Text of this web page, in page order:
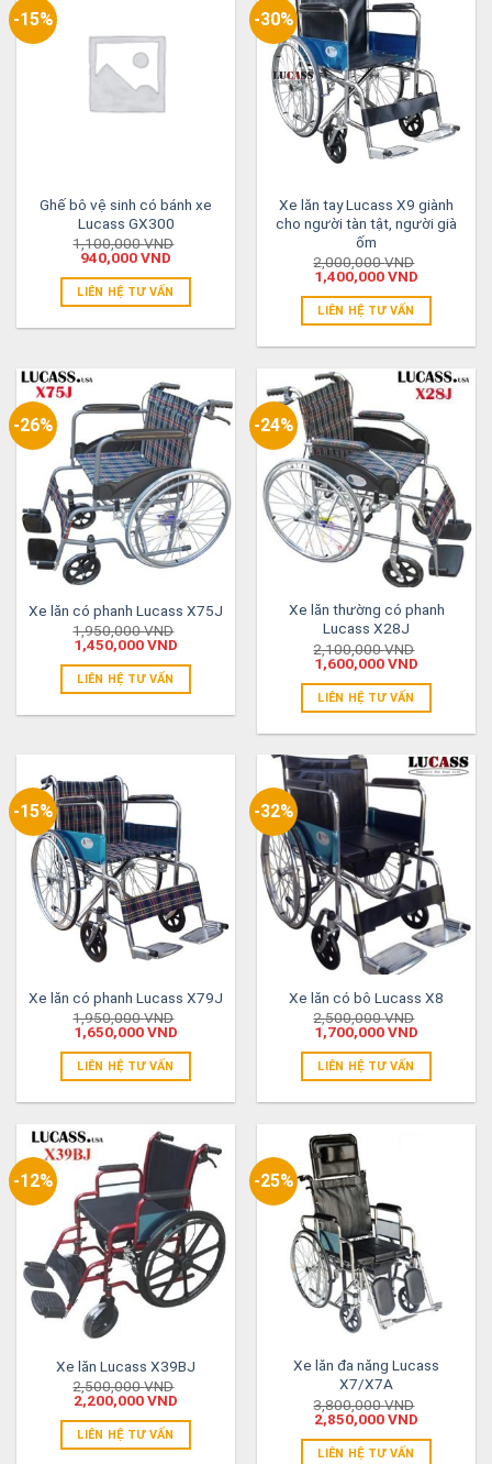
-15%
Ghế bô vệ sinh có bánh xe
Lucass GX300
1,100,000VND
940,000VND
LIÊN HỆ TƯ VẤN
-30%
Xe lăn tay Lucass X9 giành
cho người tàn tật, người già
ốm
2,000,000VND
1,400,000VND
LIÊN HỆ TƯ VẤN
-26%
Xe lăn có phanh Lucass X75J
1,950,000VND
1,450,000VND
LIÊN HỆ TƯ VẤN
-24%
Xe lăn thường có phanh
Lucass X28J
2,100,000VND
1,600,000VND
LIÊN HỆ TƯ VẤN
-15%
Xe lăn có phanh Lucass X79J
1,950,000VND
1,650,000VND
LIÊN HỆ TƯ VẤN
-32%
Xe lăn có bô Lucass X8
2,500,000VND
1,700,000VND
LIÊN HỆ TƯ VẤN
-12%
Xe lăn Lucass X39BJ
2,500,000VND
2,200,000VND
LIÊN HỆ TƯ VẤN
-25%
Xe lăn đa năng Lucass
X7/X7A
3,800,000VND
2,850,000VND
LIÊN HỆ TƯ VẤN